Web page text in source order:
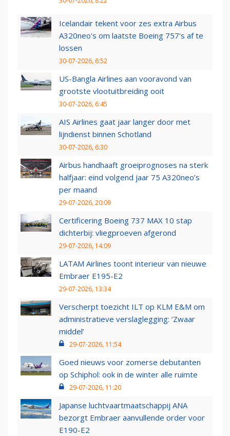
Icelandair tekent voor zes extra Airbus
A320neo's om laatste Boeing 757's af te
lossen
30-07-2026, 6:52
US-Bangla Airlines aan vooravond van
grootste vlootuitbreiding ooit
30-07-2026, 6:45
AIS Airlines gaat jaar langer door met
lijndienst binnen Schotland
30-07-2026, 6:30
Airbus handhaaft groeiprognoses na sterk
halfjaar: eind volgend jaar 75 A320neo’s
per maand
29-07-2026, 20:09
Certificering Boeing 737 MAX 10 stap
dichterbij: vliegproeven afgerond
29-07-2026, 14:09
LATAM Airlines toont interieur van nieuwe
Embraer E195-E2
29-07-2026, 13:34
Verscherpt toezicht ILT op KLM E&M om
administratieve verslaglegging: ‘Zwaar
middel’
29-07-2026, 11:54
Goed nieuws voor zomerse debutanten
op Schiphol: ook in de winter alle ruimte
29-07-2026, 11:20
Japanse luchtvaartmaatschappij ANA
bezorgt Embraer aanvullende order voor
E190-E2